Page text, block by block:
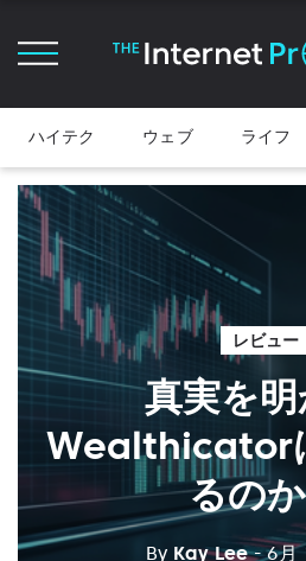
ハイテク ウェブ ライフ
レビュー
真実を
Wealthicator
るの
By Kay Lee - 6月